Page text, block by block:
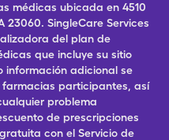
médicas ubicada en 4510
23060. SingleCare Services
del plan de
que incluye su sitio
información adicional se
participantes, así
problema
de prescripciones
con el Servicio de